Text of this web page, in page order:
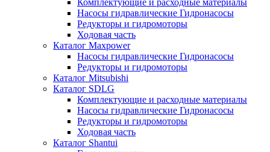
Комплектующие и расходные материалы
Насосы гидравлические Гидронасосы
Редукторы и гидромоторы
Ходовая часть
Каталог Maxpower
Насосы гидравлические Гидронасосы
Редукторы и гидромоторы
Каталог Mitsubishi
Каталог SDLG
Комплектующие и расходные материалы
Насосы гидравлические Гидронасосы
Редукторы и гидромоторы
Ходовая часть
Каталог Shantui